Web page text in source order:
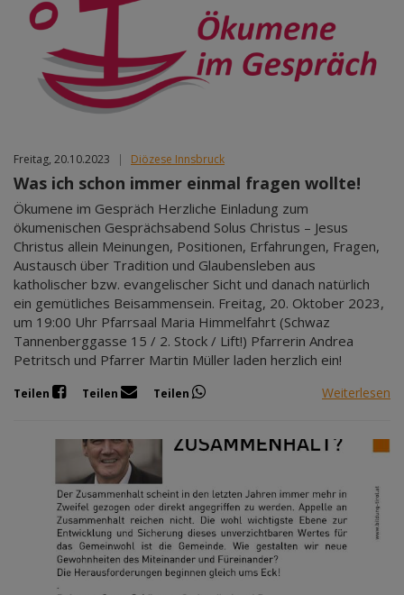
Freitag, 20.10.2023 | Diözese Innsbruck
Was ich schon immer einmal fragen wollte!
Ökumene im Gespräch Herzliche Einladung zum
ökumenischen Gesprächsabend Solus Christus – Jesus
Christus allein Meinungen, Positionen, Erfahrungen, Fragen,
Austausch über Tradition und Glaubensleben aus
katholischer bzw. evangelischer Sicht und danach natürlich
ein gemütliches Beisammensein. Freitag, 20. Oktober 2023,
um 19:00 Uhr Pfarrsaal Maria Himmelfahrt (Schwaz
Tannenberggasse 15 / 2. Stock / Lift!) Pfarrerin Andrea
Petritsch und Pfarrer Martin Müller laden herzlich ein!
Teilen Teilen Teilen Weiterlesen